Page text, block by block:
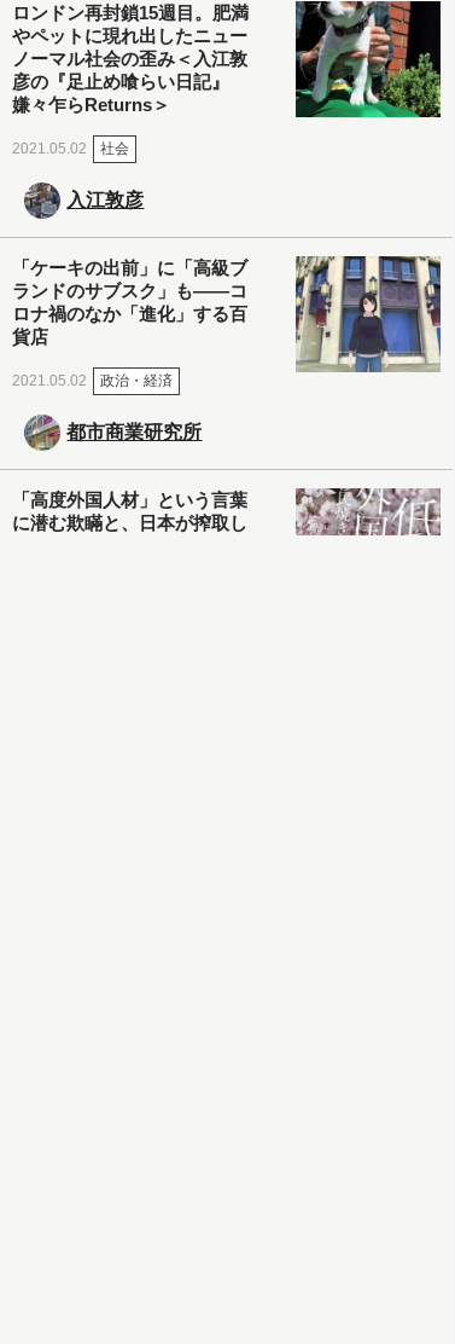
ロンドン再封鎖15週目。肥満
やペットに現れ出したニュー
ノーマル社会の歪み＜入江敦
彦の『足止め喰らい日記』
嫌々乍らReturns＞
2021.05.02 社会
入江敦彦
「ケーキの出前」に「高級ブ
ランドのサブスク」も――コ
ロナ禍のなか「進化」する百
貨店
2021.05.02 政治・経済
都市商業研究所
「高度外国人材」という言葉
に潜む欺瞞と、日本が搾取し